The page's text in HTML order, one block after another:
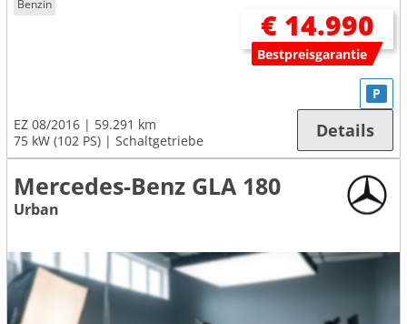
Benzin
€ 14.990
Bestpreisgarantie
EZ 08/2016
59.291 km
75 kW (102 PS)
Schaltgetriebe
P
Details
Mercedes-Benz GLA 180
Urban